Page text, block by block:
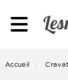
Accueil